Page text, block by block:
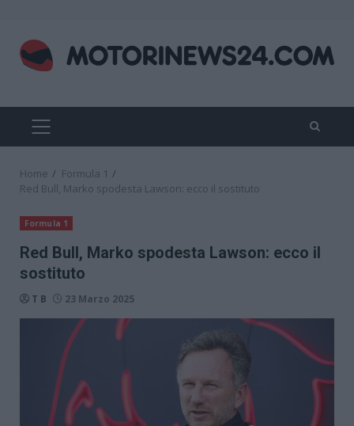
content
PRIMARY
MENU
Home
Formula 1
Red Bull, Marko spodesta Lawson: ecco il sostituto
Formula 1
Red Bull, Marko spodesta Lawson: ecco il
sostituto
T B 23 Marzo 2025